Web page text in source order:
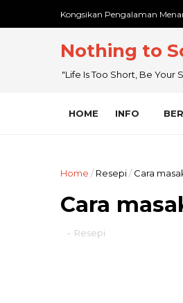
Kongsikan Pengalaman
Nothing to
"Life Is Too Short, Be Your
HOME INFO
Home / Resepi/ Cara
Cara
- Resepi